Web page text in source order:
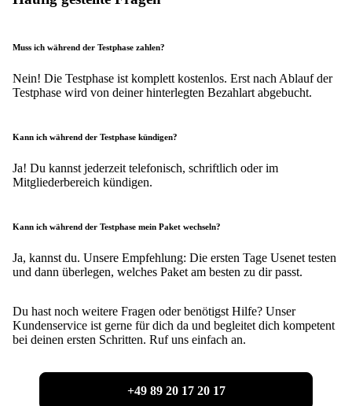
Muss ich während der Testphase zahlen?
Nein! Die Testphase ist komplett kostenlos. Erst nach Ablauf der
Testphase wird von deiner hinterlegten Bezahlart abgebucht.
Kann ich während der Testphase kündigen?
Ja! Du kannst jederzeit telefonisch, schriftlich oder im
Mitgliederbereich kündigen.
Kann ich während der Testphase mein Paket wechseln?
Ja, kannst du. Unsere Empfehlung: Die ersten Tage Usenet testen
und dann überlegen, welches Paket am besten zu dir passt.
Du hast noch weitere Fragen oder benötigst Hilfe? Unser
Kundenservice ist gerne für dich da und begleitet dich kompetent
bei deinen ersten Schritten. Ruf uns einfach an.
+49 89 20 17 20 17